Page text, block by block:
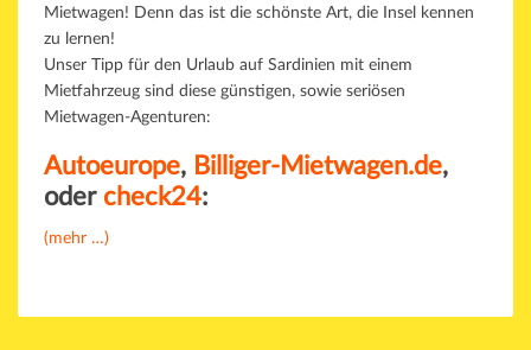
Mietwagen! Denn das ist die schönste Art, die Insel kennen
zu lernen!
Unser Tipp für den Urlaub auf Sardinien mit einem
Mietfahrzeug sind diese günstigen, sowie seriösen
Mietwagen-Agenturen:
Autoeurope, Billiger-Mietwagen.de,
oder check24:
(mehr …)